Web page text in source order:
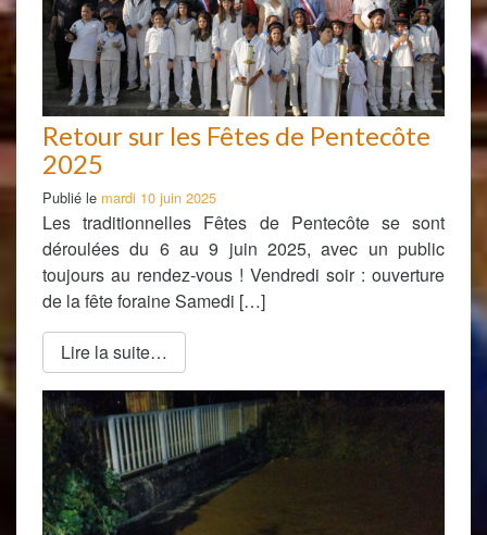
Retour sur les Fêtes de Pentecôte
2025
Publié le mardi 10 juin 2025
Les traditionnelles Fêtes de Pentecôte se sont
déroulées du 6 au 9 juin 2025, avec un public
toujours au rendez-vous ! Vendredi soir : ouverture
de la fête foraine Samedi […]
Lire la suite…